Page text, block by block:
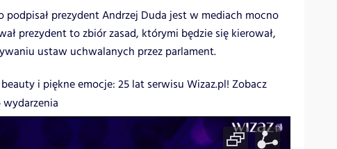
podpisał prezydent Andrzej Duda jest w mediach mocno
prezydent to zbiór zasad, którymi będzie się kierował,
ustaw uchwalanych przez parlament.
i piękne emocje: 25 lat serwisu Wizaz.pl! Zobacz